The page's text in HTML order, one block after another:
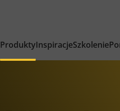
ProduktyInspiracjeSzkolenie